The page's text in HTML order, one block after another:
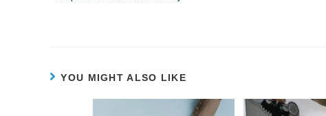
YOU MIGHT ALSO LIKE